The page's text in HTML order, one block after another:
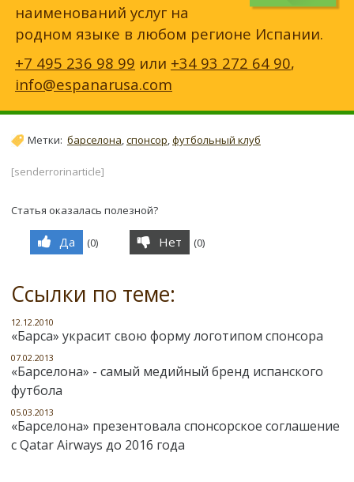
наименований услуг на
родном языке в любом регионе Испании.
+7 495 236 98 99 или +34 93 272 64 90,
info@espanarusa.com
Метки: барселона,спонсор,футбольный клуб
[senderrorinarticle]
Статья оказалась полезной?
Да (0) Нет (0)
Ссылки по теме:
12.12.2010
«Барса» украсит свою форму логотипом спонсора
07.02.2013
«Барселона» - самый медийный бренд испанского
футбола
05.03.2013
«Барселона» презентовала спонсорское соглашение
с Qatar Airways до 2016 года